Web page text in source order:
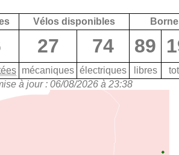
Vélos disponibles
27 74 89
mécaniques électriques libres
à jour : 06/08/2026 à 23:38